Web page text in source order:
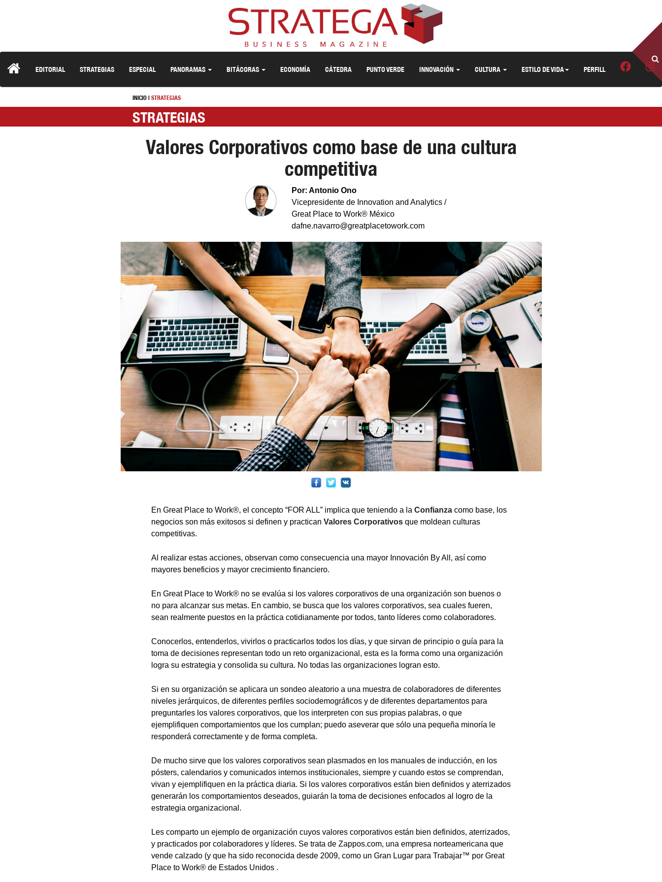
EDITORIAL STRATEGIAS ESPECIAL PANORAMAS BITÁCORAS ECONOMÍA CÁTEDRA PUNTO VERDE INNOVACIÓN CULTURA ESTILO DE VIDA PERFILL
INICIO| STRATEGIAS
STRATEGIAS
Valores Corporativos como base de una cultura
competitiva
Por: Antonio Ono
Vicepresidente de Innovation and Analytics /
Great Place to Work® México
dafne.navarro@greatplacetowork.com
En Great Place to Work®, el concepto “FOR ALL” implica que teniendo a la Confianza como base, los
negocios son más exitosos si definen y practican Valores Corporativos que moldean culturas
competitivas.
Al realizar estas acciones, observan como consecuencia una mayor Innovación By All, así como
mayores beneficios y mayor crecimiento financiero.
En Great Place to Work® no se evalúa si los valores corporativos de una organización son buenos o
no para alcanzar sus metas. En cambio, se busca que los valores corporativos, sea cuales fueren,
sean realmente puestos en la práctica cotidianamente por todos, tanto líderes como colaboradores.
Conocerlos, entenderlos, vivirlos o practicarlos todos los días, y que sirvan de principio o guía para la
toma de decisiones representan todo un reto organizacional, esta es la forma como una organización
logra su estrategia y consolida su cultura. No todas las organizaciones logran esto.
Si en su organización se aplicara un sondeo aleatorio a una muestra de colaboradores de diferentes
niveles jerárquicos, de diferentes perfiles sociodemográficos y de diferentes departamentos para
preguntarles los valores corporativos, que los interpreten con sus propias palabras, o que
ejemplifiquen comportamientos que los cumplan; puedo aseverar que sólo una pequeña minoría le
responderá correctamente y de forma completa.
De mucho sirve que los valores corporativos sean plasmados en los manuales de inducción, en los
pósters, calendarios y comunicados internos institucionales, siempre y cuando estos se comprendan,
vivan y ejemplifiquen en la práctica diaria. Si los valores corporativos están bien definidos y aterrizados
generarán los comportamientos deseados, guiarán la toma de decisiones enfocados al logro de la
estrategia organizacional.
Les comparto un ejemplo de organización cuyos valores corporativos están bien definidos, aterrizados,
y practicados por colaboradores y líderes. Se trata de Zappos.com, una empresa norteamericana que
vende calzado (y que ha sido reconocida desde 2009, como un Gran Lugar para Trabajar™ por Great
Place to Work® de Estados Unidos .